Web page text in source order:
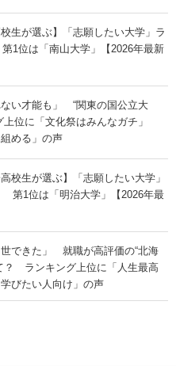
校生が選ぶ】「志願したい大学」ラ
1位は「南山大学」【2026年最新
ない才能も」 “関東の国公立大
位に「文化祭はみんなガチ」
める」の声
校生が選ぶ】「志願したい大学」
第1位は「明治大学」【2026年最
世できた」 就職が高評価の“北海
？ ランキング上位に「人生最高
びたい人向け」の声